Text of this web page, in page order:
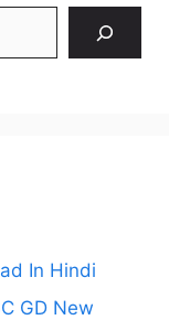
In Hindi
GD New